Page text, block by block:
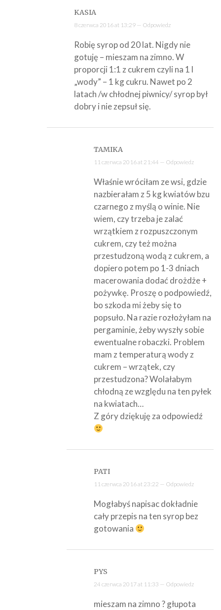
KASIA
8 czerwca 2016 at 13:29 — Odpowiedz
Robię syrop od 20 lat. Nigdy nie
gotuję – mieszam na zimno. W
proporcji 1:1 z cukrem czyli na 1 l
„wody” – 1 kg cukru. Nawet po 2
latach /w chłodnej piwnicy/ syrop był
dobry i nie zepsuł się.
TAMIKA
11 czerwca 2016 at 21:44 — Odpowiedz
Właśnie wróciłam ze wsi, gdzie
nazbierałam z 5 kg kwiatów bzu
czarnego z myślą o winie. Nie
wiem, czy trzeba je zalać
wrzątkiem z rozpuszczonym
cukrem, czy też można
przestudzoną wodą z cukrem, a
dopiero potem po 1-3 dniach
macerowania dodać drożdże +
pożywkę. Proszę o podpowiedź,
bo szkoda mi żeby się to
popsuło. Na razie rozłożyłam na
pergaminie, żeby wyszły sobie
ewentualne robaczki. Problem
mam z temperaturą wody z
cukrem – wrzątek, czy
przestudzona? Wolałabym
chłodną ze względu na ten pyłek
na kwiatach…
Z góry dziękuję za odpowiedź
PATI
11 czerwca 2016 at 23:22 — Odpowiedz
Mogłabyś napisac dokładnie
cały przepis na ten syrop bez
gotowania
PYS
24 czerwca 2017 at 11:33 — Odpowiedz
mieszam na zimno ? głupota